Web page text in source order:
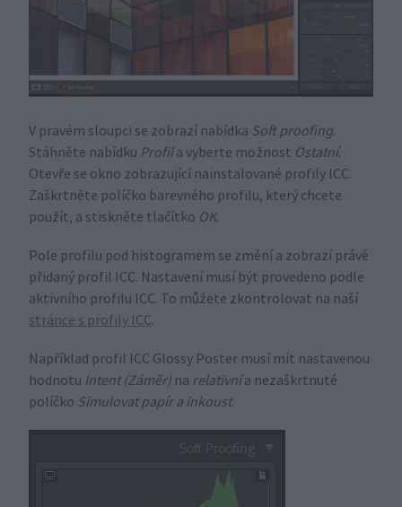
V pravém sloupci se zobrazí nabídka Soft proofing.
Stáhněte nabídku Profila vyberte možnost Ostatní.
Otevře se okno zobrazující nainstalované profily ICC.
Zaškrtněte políčko barevného profilu, který chcete
použít, a stiskněte tlačítko OK.
Pole profilu pod histogramem se změní a zobrazí právě
přidaný profil ICC. Nastavení musí být provedeno podle
aktivního profilu ICC. To můžete zkontrolovat na naší
stránce s profily ICC.
Například profil ICC Glossy Poster musí mít nastavenou
hodnotu Intent (Záměr) na relativnía nezaškrtnuté
políčko Simulovat papír a inkoust.